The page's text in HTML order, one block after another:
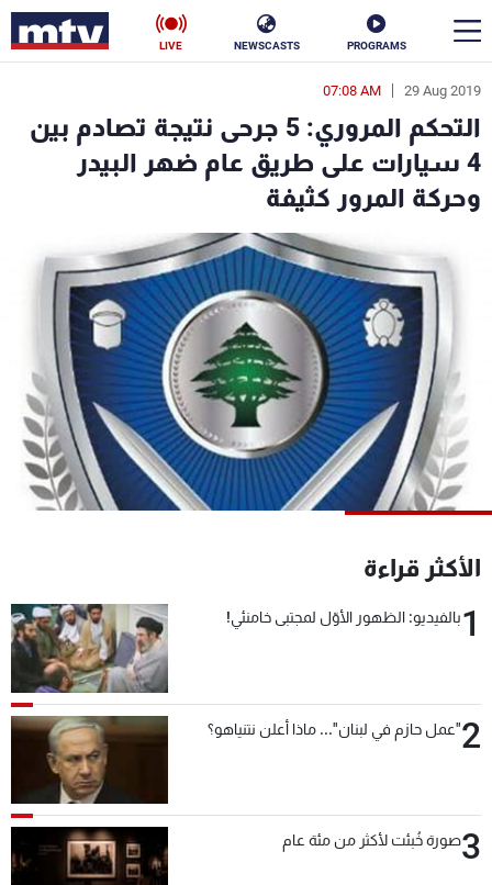
PROGRAMS
NEWSCASTS
LIVE
29 Aug 2019
07:08 AM
التحكم المروري: 5 جرحى نتيجة تصادم بين
4 سيارات على طريق عام ضهر البيدر
وحركة المرور كثيفة
الأكثر قراءة
1بالفيديو: الظهور الأوّل لمجتبى خامنئي!
2"عمل حازم في لبنان"... ماذا أعلن نتنياهو؟
3صورة خُبئت لأكثر من مئة عام
en
الأخبار
سياسة
إقتصاد فن
منوعات رياضة
كأس العالم
البرامج
جدول البرامج
شاهد البرامج
عن MTV
الإنـتـاج
وظائف
شروط الإسـتخدام
سياسة الخصوصية